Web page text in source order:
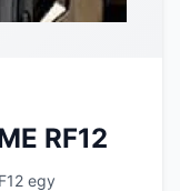
RF12
egy